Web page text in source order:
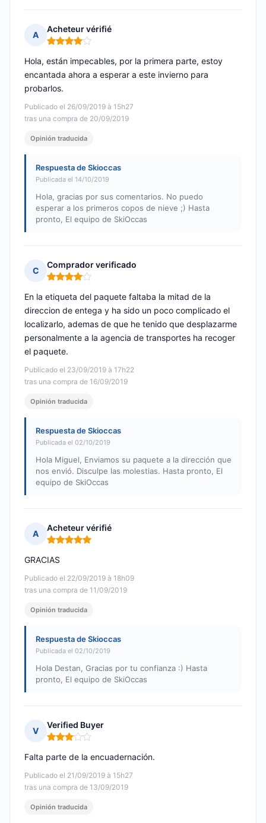
A
Acheteur vérifié
Nota: 4 de 5
Publicado el 26/09/2019 à 15h27
tras una compra de 20/09/2019
Hola, están impecables, por la primera parte, estoy
encantada ahora a esperar a este invierno para
probarlos.
Opinión traducida
Respuesta de Skioccas
Publicada el 14/10/2019
Hola, gracias por sus comentarios. No puedo
esperar a los primeros copos de nieve ;) Hasta
pronto, El equipo de SkiOccas
C
Comprador verificado
Nota: 4 de 5
Publicado el 23/09/2019 à 17h22
tras una compra de 16/09/2019
En la etiqueta del paquete faltaba la mitad de la
direccion de entega y ha sido un poco complicado el
localizarlo, ademas de que he tenido que desplazarme
personalmente a la agencia de transportes ha recoger
el paquete.
Opinión traducida
Respuesta de Skioccas
Publicada el 02/10/2019
Hola Miguel, Enviamos su paquete a la dirección que
nos envió. Disculpe las molestias. Hasta pronto, El
equipo de SkiOccas
A
Acheteur vérifié
Nota: 5 de 5
Publicado el 22/09/2019 à 18h09
tras una compra de 11/09/2019
GRACIAS
Opinión traducida
Respuesta de Skioccas
Publicada el 02/10/2019
Hola Destan, Gracias por tu confianza :) Hasta
pronto, El equipo de SkiOccas
V
Verified Buyer
Nota: 3 de 5
Publicado el 21/09/2019 à 15h27
tras una compra de 13/09/2019
Falta parte de la encuadernación.
Opinión traducida